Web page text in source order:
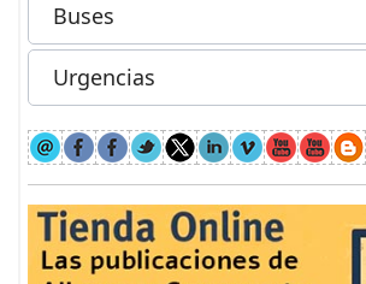
Buses
Urgencias